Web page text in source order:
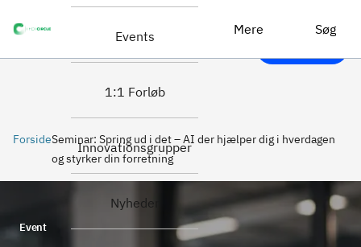
Events
1:1 Forløb
Innovationsgrupper
Nyheder
Mere Søg
/ Tilmeld
ForsideSeminar: Spring ud i det – AI der hjælper dig i hverdagen
og styrker din forretning
Event